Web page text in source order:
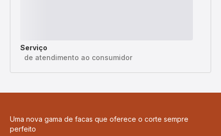
Serviço
de atendimento ao consumidor
Uma nova gama de facas que oferece o corte sempre
perfeito